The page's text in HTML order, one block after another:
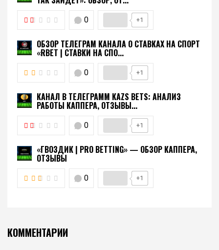
0 +1
ОБЗОР ТЕЛЕГРАМ КАНАЛА О СТАВКАХ НА СПОРТ
«RBET | СТАВКИ НА СПО...
0 +1
КАНАЛ В ТЕЛЕГРАММ KAZS BETS: АНАЛИЗ
РАБОТЫ КАППЕРА, ОТЗЫВЫ...
0 +1
«ГВОЗДИК | PRO BETTING» — ОБЗОР КАППЕРА,
ОТЗЫВЫ
0 +1
КОММЕНТАРИИ